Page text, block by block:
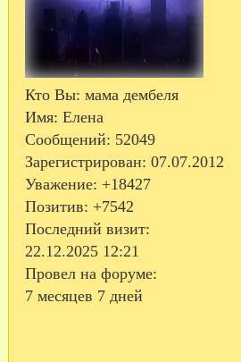
Кто Вы: мама дембеля
Имя: Елена
Сообщений: 52049
Зарегистрирован: 07.07.2012
Уважение: +18427
Позитив: +7542
Последний визит:
22.12.2025 12:21
Провел на форуме:
7 месяцев 7 дней